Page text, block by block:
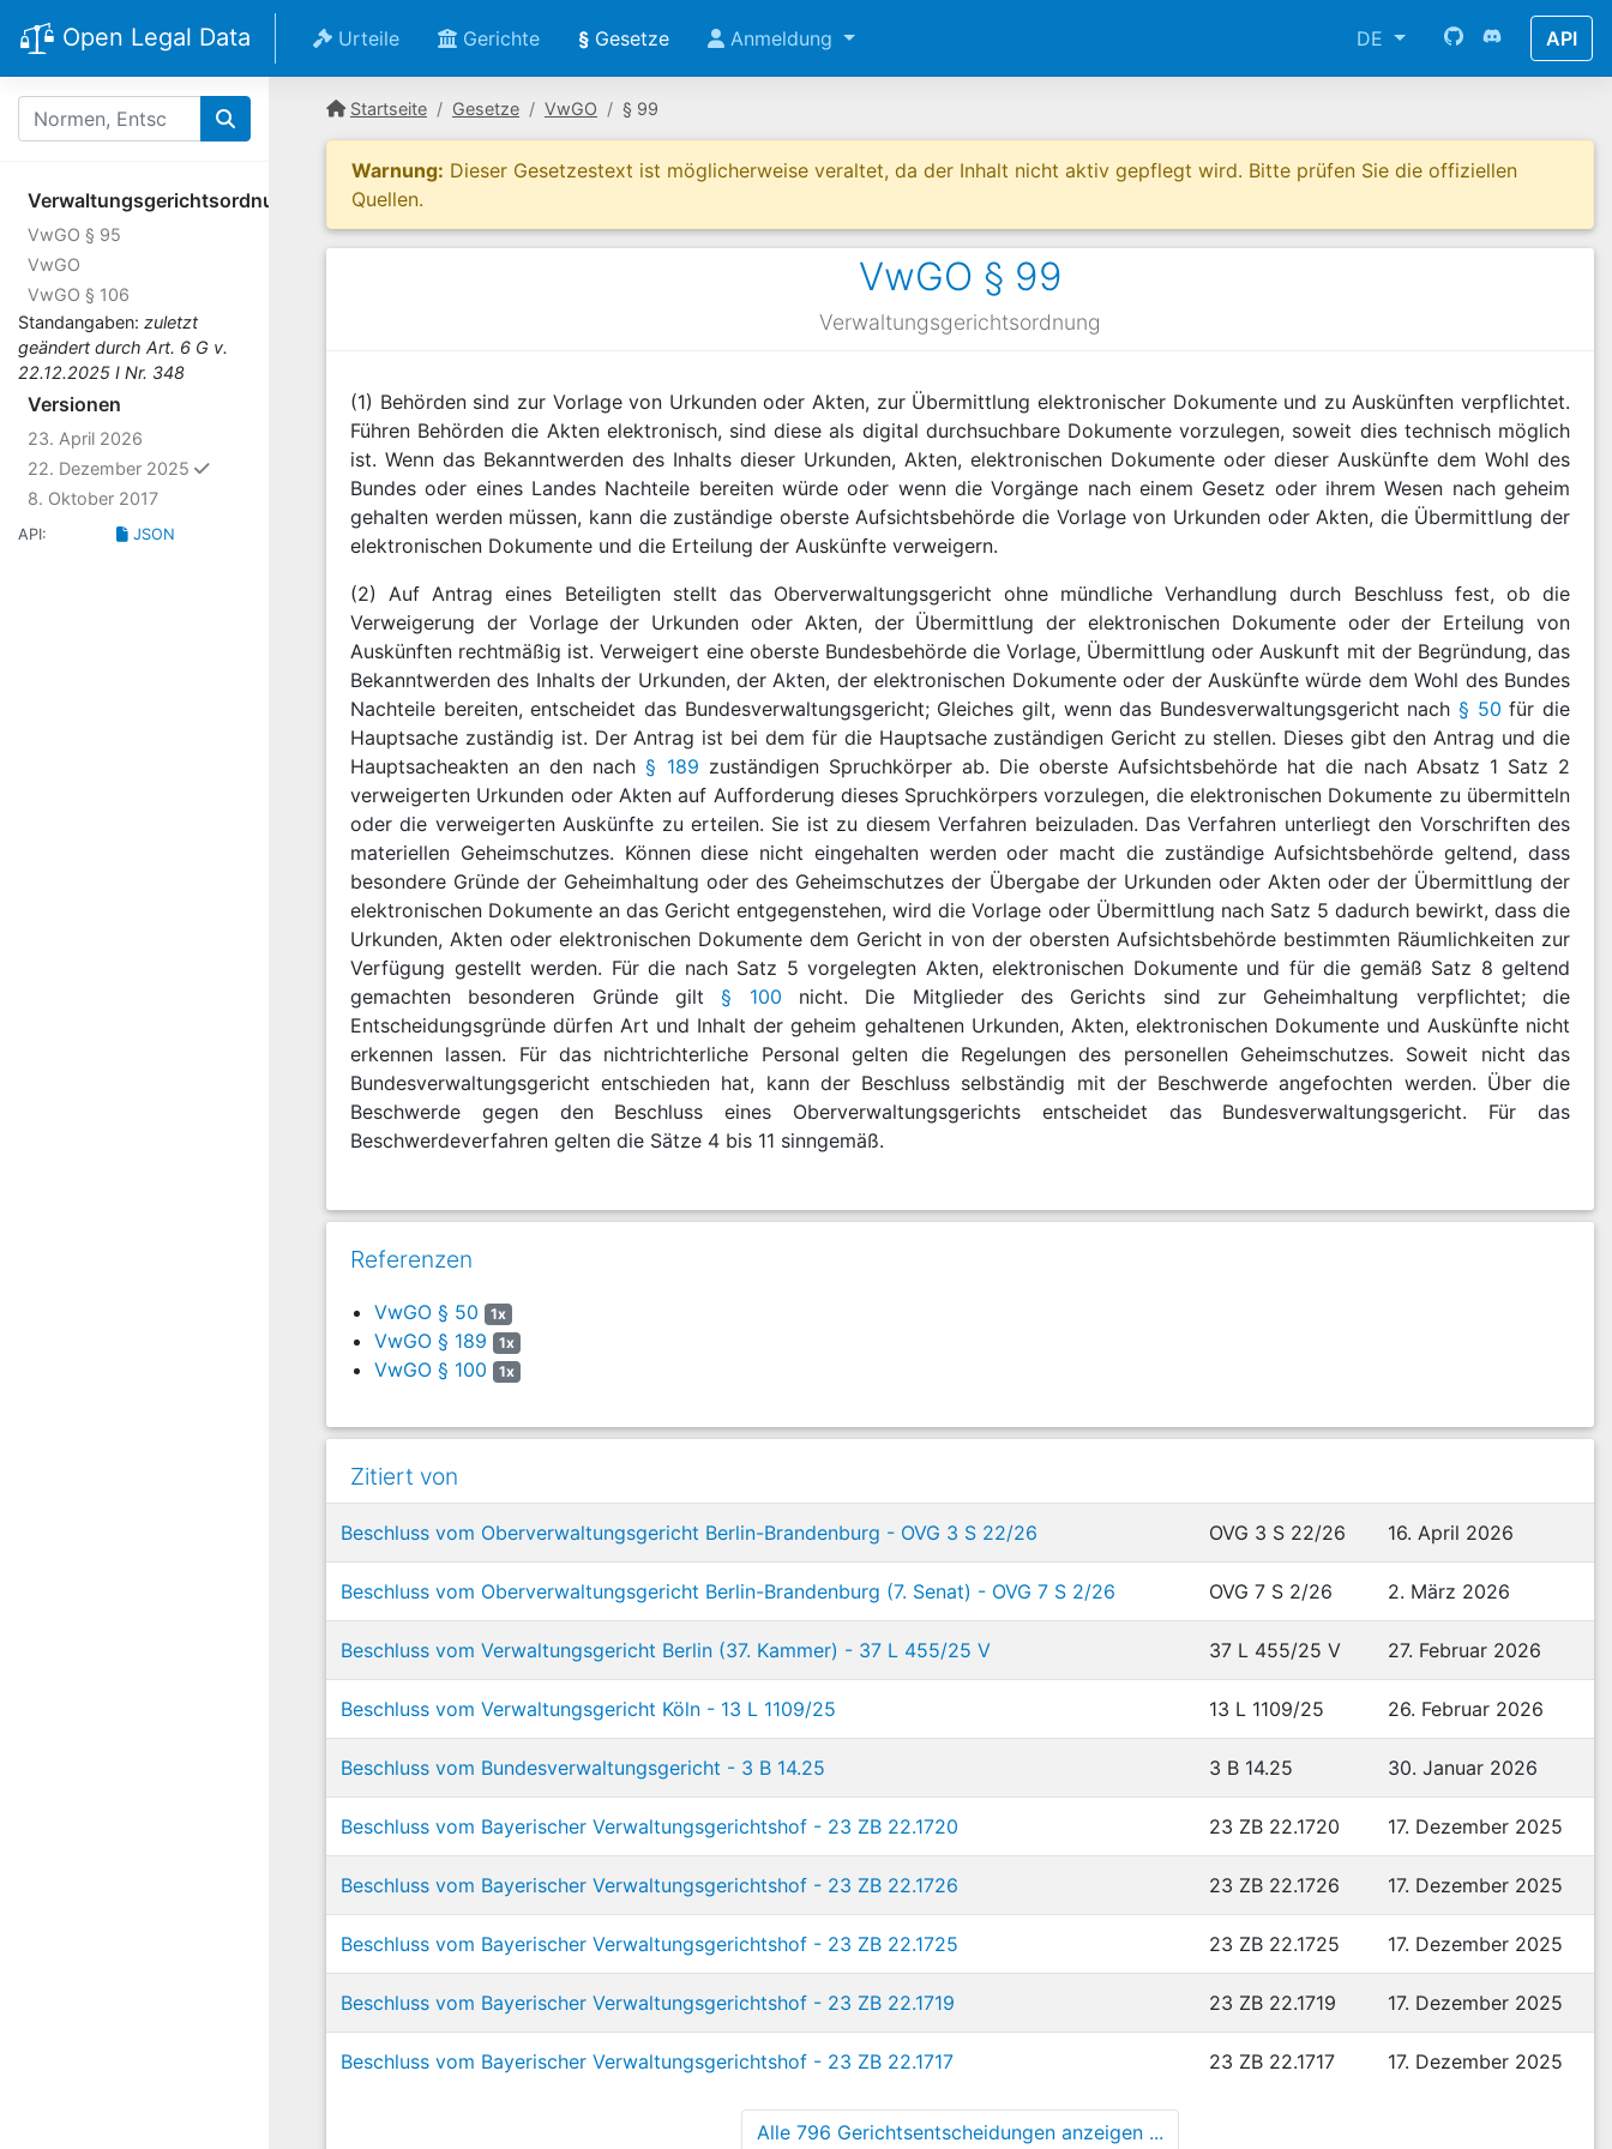
Open Legal Data Urteile Gerichte § Gesetze Anmeldung DE API
Verwaltungsgerichtsordnung
VwGO § 95
VwGO
VwGO § 106
Standangaben: zuletzt
geändert durch Art. 6 G v.
22.12.2025 I Nr. 348
Versionen
23. April 2026
22. Dezember 2025
ausgewählt
8. Oktober 2017
API: JSON
Startseite Gesetze VwGO § 99
Warnung: Dieser Gesetzestext ist möglicherweise veraltet, da der Inhalt nicht aktiv gepflegt wird. Bitte prüfen Sie die offiziellen
Quellen.
VwGO § 99
Verwaltungsgerichtsordnung
(1) Behörden sind zur Vorlage von Urkunden oder Akten, zur Übermittlung elektronischer Dokumente und zu Auskünften verpflichtet.
Führen Behörden die Akten elektronisch, sind diese als digital durchsuchbare Dokumente vorzulegen, soweit dies technisch möglich
ist. Wenn das Bekanntwerden des Inhalts dieser Urkunden, Akten, elektronischen Dokumente oder dieser Auskünfte dem Wohl des
Bundes oder eines Landes Nachteile bereiten würde oder wenn die Vorgänge nach einem Gesetz oder ihrem Wesen nach geheim
gehalten werden müssen, kann die zuständige oberste Aufsichtsbehörde die Vorlage von Urkunden oder Akten, die Übermittlung der
elektronischen Dokumente und die Erteilung der Auskünfte verweigern.
(2) Auf Antrag eines Beteiligten stellt das Oberverwaltungsgericht ohne mündliche Verhandlung durch Beschluss fest, ob die
Verweigerung der Vorlage der Urkunden oder Akten, der Übermittlung der elektronischen Dokumente oder der Erteilung von
Auskünften rechtmäßig ist. Verweigert eine oberste Bundesbehörde die Vorlage, Übermittlung oder Auskunft mit der Begründung, das
Bekanntwerden des Inhalts der Urkunden, der Akten, der elektronischen Dokumente oder der Auskünfte würde dem Wohl des Bundes
Nachteile bereiten, entscheidet das Bundesverwaltungsgericht; Gleiches gilt, wenn das Bundesverwaltungsgericht nach§ 50 für die
Hauptsache zuständig ist. Der Antrag ist bei dem für die Hauptsache zuständigen Gericht zu stellen. Dieses gibt den Antrag und die
Hauptsacheakten an den nach§ 189 zuständigen Spruchkörper ab. Die oberste Aufsichtsbehörde hat die nach Absatz 1 Satz 2
verweigerten Urkunden oder Akten auf Aufforderung dieses Spruchkörpers vorzulegen, die elektronischen Dokumente zu übermitteln
oder die verweigerten Auskünfte zu erteilen. Sie ist zu diesem Verfahren beizuladen. Das Verfahren unterliegt den Vorschriften des
materiellen Geheimschutzes. Können diese nicht eingehalten werden oder macht die zuständige Aufsichtsbehörde geltend, dass
besondere Gründe der Geheimhaltung oder des Geheimschutzes der Übergabe der Urkunden oder Akten oder der Übermittlung der
elektronischen Dokumente an das Gericht entgegenstehen, wird die Vorlage oder Übermittlung nach Satz 5 dadurch bewirkt, dass die
Urkunden, Akten oder elektronischen Dokumente dem Gericht in von der obersten Aufsichtsbehörde bestimmten Räumlichkeiten zur
Verfügung gestellt werden. Für die nach Satz 5 vorgelegten Akten, elektronischen Dokumente und für die gemäß Satz 8 geltend
gemachten besonderen Gründe gilt§ 100 nicht. Die Mitglieder des Gerichts sind zur Geheimhaltung verpflichtet; die
Entscheidungsgründe dürfen Art und Inhalt der geheim gehaltenen Urkunden, Akten, elektronischen Dokumente und Auskünfte nicht
erkennen lassen. Für das nichtrichterliche Personal gelten die Regelungen des personellen Geheimschutzes. Soweit nicht das
Bundesverwaltungsgericht entschieden hat, kann der Beschluss selbständig mit der Beschwerde angefochten werden. Über die
Beschwerde gegen den Beschluss eines Oberverwaltungsgerichts entscheidet das Bundesverwaltungsgericht. Für das
Beschwerdeverfahren gelten die Sätze 4 bis 11 sinngemäß.
Referenzen
VwGO § 50 1x
VwGO § 189 1x
VwGO § 100 1x
Zitiert von
Beschluss vom Oberverwaltungsgericht Berlin-Brandenburg - OVG 3 S 22/26 OVG 3 S 22/26 16. April 2026
Beschluss vom Oberverwaltungsgericht Berlin-Brandenburg (7. Senat) - OVG 7 S 2/26 OVG 7 S 2/26 2. März 2026
Beschluss vom Verwaltungsgericht Berlin (37. Kammer) - 37 L 455/25 V 37 L 455/25 V 27. Februar 2026
Beschluss vom Verwaltungsgericht Köln - 13 L 1109/25 13 L 1109/25 26. Februar 2026
Beschluss vom Bundesverwaltungsgericht - 3 B 14.25 3 B 14.25 30. Januar 2026
Beschluss vom Bayerischer Verwaltungsgerichtshof - 23 ZB 22.1720 23 ZB 22.1720 17. Dezember 2025
Beschluss vom Bayerischer Verwaltungsgerichtshof - 23 ZB 22.1726 23 ZB 22.1726 17. Dezember 2025
Beschluss vom Bayerischer Verwaltungsgerichtshof - 23 ZB 22.1725 23 ZB 22.1725 17. Dezember 2025
Beschluss vom Bayerischer Verwaltungsgerichtshof - 23 ZB 22.1719 23 ZB 22.1719 17. Dezember 2025
Beschluss vom Bayerischer Verwaltungsgerichtshof - 23 ZB 22.1717 23 ZB 22.1717 17. Dezember 2025
Alle 796 Gerichtsentscheidungen anzeigen ...